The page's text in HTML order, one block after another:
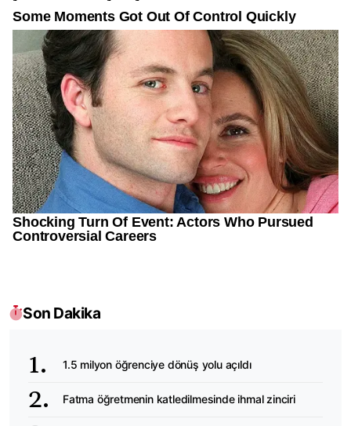
Son Dakika
1.5 milyon öğrenciye dönüş yolu açıldı
Fatma öğretmenin katledilmesinde ihmal zinciri